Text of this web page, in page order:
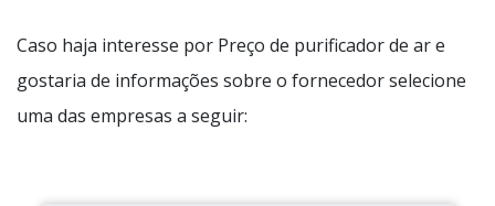
Caso haja interesse por Preço de purificador de ar e
gostaria de informações sobre o fornecedor selecione
uma das empresas a seguir: